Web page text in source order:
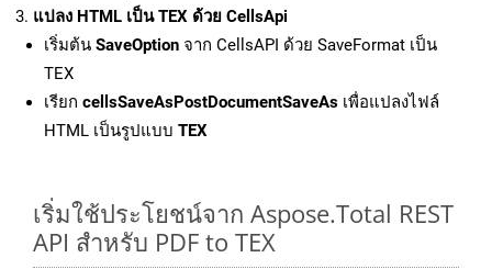
แปลง HTML เป็น TEX ด้วย CellsApi
เริ่มต้น SaveOption จาก CellsAPI ด้วย SaveFormat เป็น
TEX
เรียก cellsSaveAsPostDocumentSaveAs เพื่อแปลงไฟล์
HTML เป็นรูปแบบ TEX
เริ่มใช้ประโยชน์จาก Aspose.Total REST
API สำหรับ PDF to TEX